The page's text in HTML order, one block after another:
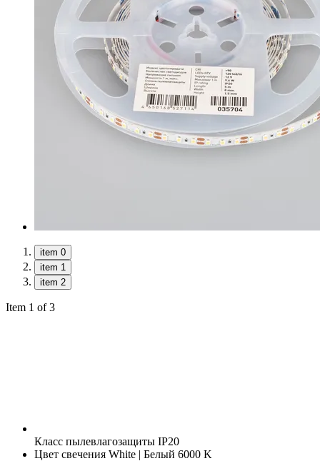
item 0
item 1
item 2
Item 1 of 3
Класс пылевлагозащиты IP20
Цвет свечения White | Белый 6000 K